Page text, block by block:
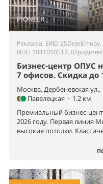
PIONEER
Реклама. ERID
ИНН 7841050517.
Бизнес-центр ОПУС
7 офисов. Скидка до
Москва, Дербеневская ул.,
Павелецкая • 1.2 км
Премиальный бизнес-
2026 году. Первая линия
высокие потолки.